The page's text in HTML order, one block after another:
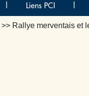
Liens PCI
>> Rallye merventais et